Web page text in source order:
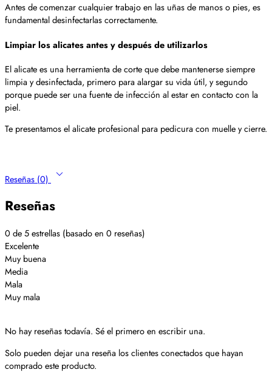
Antes de comenzar cualquier trabajo en las uñas de manos o pies, es
fundamental desinfectarlas correctamente.
Limpiar los alicates antes y después de utilizarlos
El alicate es una herramienta de corte que debe mantenerse siempre
limpia y desinfectada, primero para alargar su vida útil, y segundo
porque puede ser una fuente de infección al estar en contacto con la
piel.
Te presentamos el alicate profesional para pedicura con muelle y cierre.
Reseñas (0)
Reseñas
0 de 5 estrellas (basado en 0 reseñas)
Excelente
Muy buena
Media
Mala
Muy mala
No hay reseñas todavía. Sé el primero en escribir una.
Solo pueden dejar una reseña los clientes conectados que hayan
comprado este producto.